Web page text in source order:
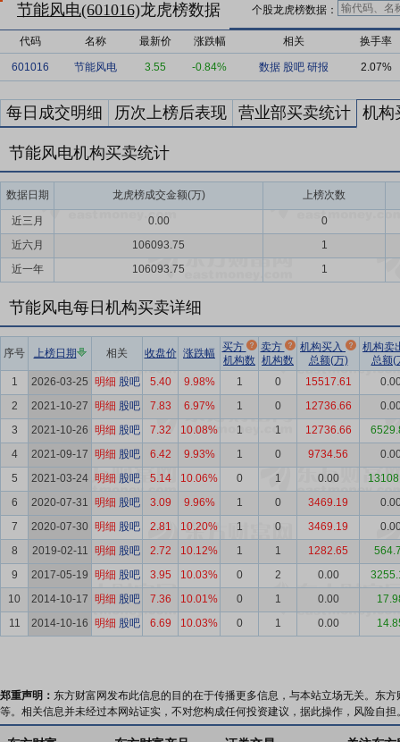
节能风电(601016)龙虎榜数据 个股龙虎榜数据：
代码 名称 最新价 涨跌幅 相关 换手率
601016 节能风电 3.55 -0.84% 数据 股吧 研报 2.07%
每日成交明细 历次上榜后表现 营业部买卖统计 机构
节能风电机构买卖统计
数据日期 龙虎榜成交金额(万) 上榜次数
近三月 0.00
0
近六月
106093.75
1
近一年
106093.75 1
节能风电每日机构买卖详细
序号 上榜日期 相关 收盘价 涨跌幅
买方
机构数
卖方
机构数
机构买入
总额(万)
机构卖
总额(
1
2026-03-25 明细 股吧 5.40 9.98% 1 0 15517.61
2
2021-10-27 明细 股吧 7.83 6.97% 1 0 12736.66
3
2021-10-26 明细 股吧 7.32 10.08% 1 1 12736.66
4
2021-09-17 明细 股吧 6.42 9.93% 1 0 9734.56
5
2021-03-24 明细 股吧 5.14 10.06% 0 1 0.00
6
2020-07-31 明细 股吧 3.09 9.96% 1 0 3469.19
7
2020-07-30 明细 股吧 2.81 10.20% 1 0 3469.19
8
2019-02-11 明细 股吧 2.72 10.12% 1 1 1282.65
9
2017-05-19 明细 股吧 3.95 10.03% 0 2 0.00
10
2014-10-17 明细 股吧 7.36 10.01% 0 1 0.00
11
2014-10-16 明细 股吧 6.69 10.03% 0 1 0.00
郑重声明： 东方财富网发布此信息的目的在于传播更多信息，与本站立场无关。东
等。相关信息并未经过本网站证实，不对您构成任何投资建议，据此操作，风险自担